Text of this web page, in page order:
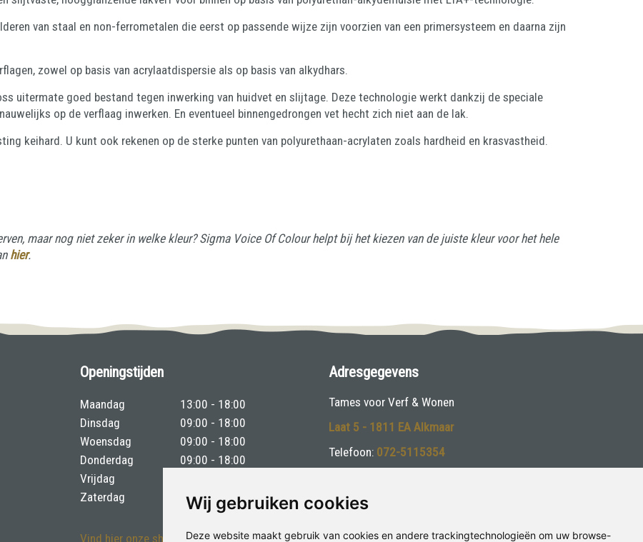
Wij gebruiken cookies
Deze website maakt gebruik van cookies en andere trackingtechnologieën om uw browse-
van staal en non-ferrometalen die eerst op passende wijze zijn voorzien van een primersysteem en daarna zijn
zowel op basis van acrylaatdispersie als op basis van alkydhars.
uitermate goed bestand tegen inwerking van huidvet en slijtage. Deze technologie werkt dankzij de speciale
op de verflaag inwerken. En eventueel binnengedrongen vet hecht zich niet aan de lak.
keihard. U kunt ook rekenen op de sterke punten van polyurethaan-acrylaten zoals hardheid en krasvastheid.
maar nog niet zeker in welke kleur? Sigma Voice Of Colour helpt bij het kiezen van de juiste kleur voor het hele
hier.
Openingstijden
Maandag
13:00 - 18:00
Dinsdag
09:00 - 18:00
Woensdag
09:00 - 18:00
Donderdag
09:00 - 18:00
Vrijdag
Zaterdag
09:00 - 17:00
Vind hier onze showroom
Adresgegevens
Tames voor Verf & Wonen
Laat 5 - 1811 EA Alkmaar
Telefoon: 072-5115354